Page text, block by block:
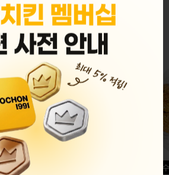
MENU
반반순살[레드+허니]
허니옥